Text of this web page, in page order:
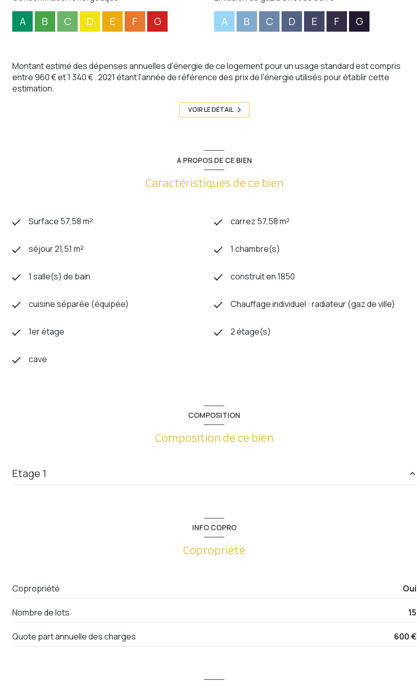
A B C D E F G A B C D E F G
Montant estimé des dépenses annuelles d'énergie de ce logement pour un usage standard est compris
entre 960 € et 1 340 € . 2021 étant l'année de référence des prix de l'énergie utilisés pour établir cette
estimation.
VOIR LE DÉTAIL
A PROPOS DE CE BIEN
Caractéristiques de ce bien
Surface 57,58 m² carrez 57,58 m²
séjour 21,51 m² 1 chambre(s)
1 salle(s) de bain construit en 1850
cuisine séparée (équipée) Chauffage individuel : radiateur (gaz de ville)
1er étage 2 étage(s)
cave
COMPOSITION
Composition de ce bien
Etage 1
INFO COPRO
Copropriété
Copropriété Oui
Nombre de lots 15
Quote part annuelle des charges 600 €